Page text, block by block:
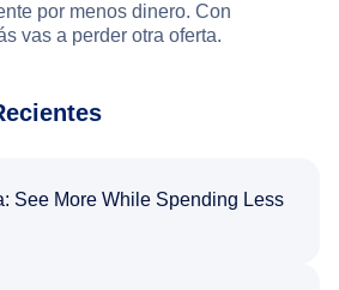
por menos dinero. Con
vas a perder otra oferta.
See More While Spending Less